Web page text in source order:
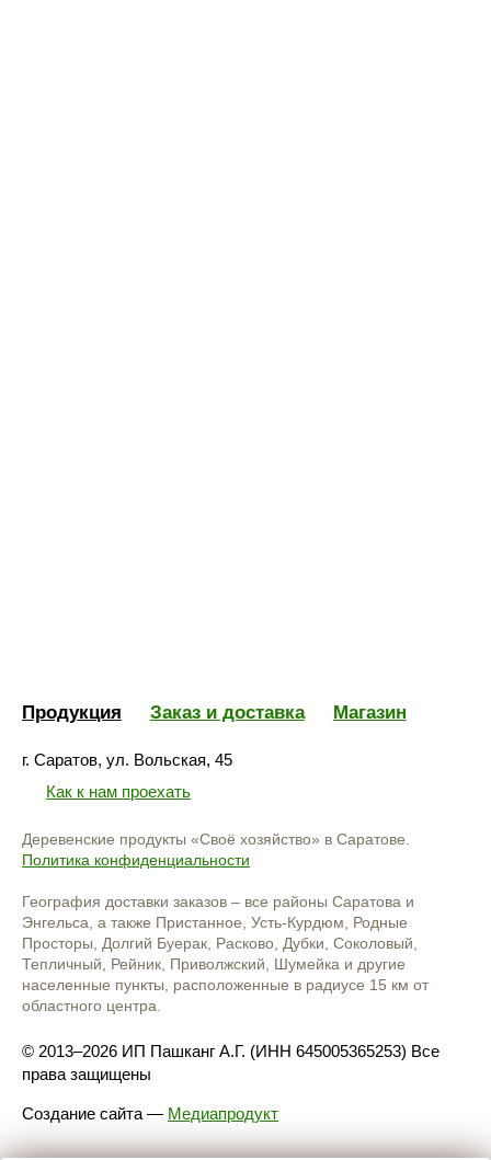
Продукция Заказ и доставка Магазин
г. Саратов, ул. Вольская, 45
Как к нам проехать
Деревенские продукты «Своё хозяйство» в Саратове.
Политика конфиденциальности
География доставки заказов – все районы Саратова и
Энгельса, а также Пристанное, Усть-Курдюм, Родные
Просторы, Долгий Буерак, Расково, Дубки, Соколовый,
Тепличный, Рейник, Приволжский, Шумейка и другие
населенные пункты, расположенные в радиусе 15 км от
областного центра.
© 2013–2026 ИП Пашканг А.Г. (ИНН 645005365253) Все
права защищены
Создание сайта — Медиапродукт